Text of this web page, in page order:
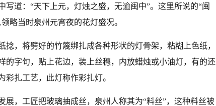
写道：“天下上元，灯烛之盛，无逾闽中”。这里所说的“闽
略当时泉州元宵夜的花灯盛况。
捻，将劈好的竹篾绑扎成各种形状的灯骨架，粘糊上色纸，
的字句，贴上花边，装上丝穗，内放蜡烛或小油灯，有的还
扎工艺，此灯称作彩扎灯。
展，工匠把玻璃抽成丝，泉州人称其为“料丝”，这种料丝被